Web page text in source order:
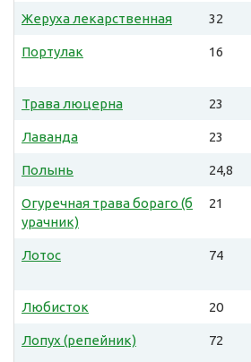
Жеруха лекарственная 32
Портулак 16
Трава люцерна 23
Лаванда 23
Полынь 24,8
Огуречная трава бораго (б
урачник)
21
Лотос 74
Любисток 20
Лопух (репейник) 72